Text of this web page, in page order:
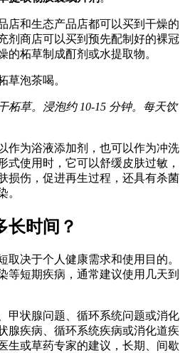
店和生态产品店都可以买到干燥的
剂商店可以买到预先配制好的裸冠
的柘草制成酊剂或水提取物。
草泡茶喝。
柘草。浸泡约 10-15 分钟。每天饮
作为浴液添加剂，也可以作为冲洗
式使用时，它可以舒缓皮肤过敏，
损伤，促进再生过程，还具有杀菌
。
长时间？
取决于个人健康需求和使用目的。
等短期疾病，通常建议使用几天到
甲状腺问题、循环系统问题或消化
腺疾病、循环系统疾病或消化道疾
生或草药专家的建议，长期、间歇